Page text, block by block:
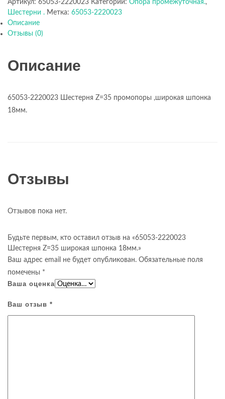
Артикул: 65053-2220023 Категории: Опора промежуточная.,
Шестерни . Метка: 65053-2220023
Описание
Отзывы (0)
Описание
65053-2220023 Шестерня Z=35 промопоры ,широкая шпонка
18мм.
Отзывы
Отзывов пока нет.
Будьте первым, кто оставил отзыв на «65053-2220023
Шестерня Z=35 широкая шпонка 18мм.»
Ваш адрес email не будет опубликован. Обязательные поля
помечены *
Ваша оценка
Ваш отзыв *